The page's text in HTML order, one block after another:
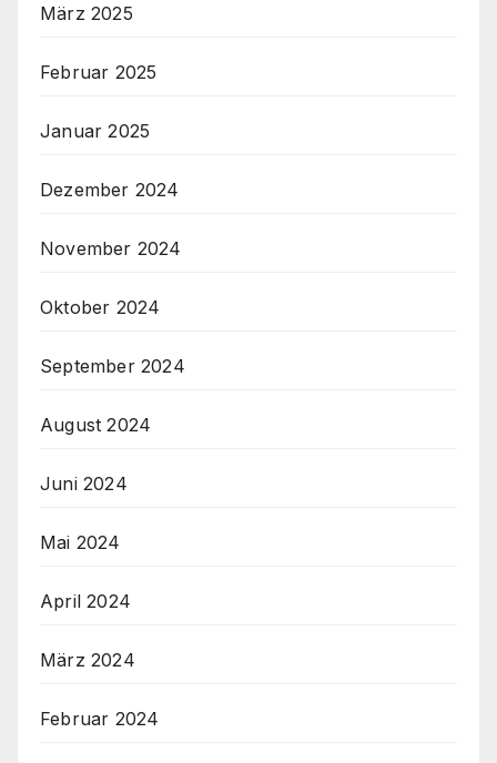
März 2025
Februar 2025
Januar 2025
Dezember 2024
November 2024
Oktober 2024
September 2024
August 2024
Juni 2024
Mai 2024
April 2024
März 2024
Februar 2024